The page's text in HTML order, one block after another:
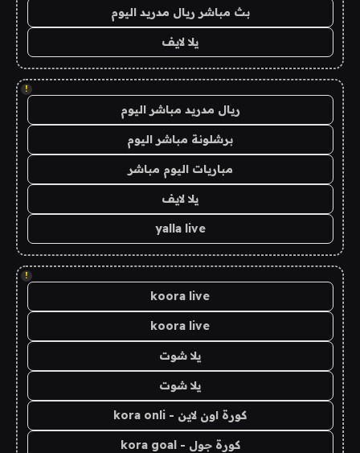
بث مباشر ريال مدريد اليوم
يلا لايف
!
ريال مدريد مباشر اليوم
برشلونة مباشر اليوم
مباريات اليوم مباشر
يلا لايف
yalla live
!
koora live
koora live
يلا شوت
يلا شوت
كورة اون لاين - kora onli
كورة جول - kora goal